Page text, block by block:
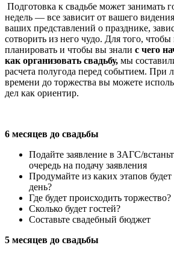
Подготовка к свадьбе может занимать
недель — все зависит от вашего
ваших представлений о празднике,
сотворить из него чудо. Для того,
планировать и чтобы вы знали с чего
как организовать свадьбу, мы
расчета полугода перед событием. При
времени до торжества вы можете
дел как ориентир.
6 месяцев до свадьбы
Подайте заявление в ЗАГС/
очередь на подачу заявления
Продумайте из каких этапов будет
день?
Где будет происходить торжество?
Сколько будет гостей?
Составьте свадебный бюджет
5 месяцев до свадьбы